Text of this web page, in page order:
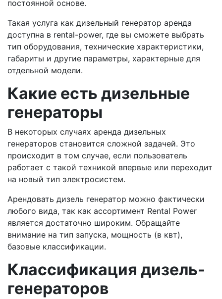
постоянной основе.
Такая услуга как дизельный генератор аренда
доступна в rental-power, где вы сможете выбрать
тип оборудования, технические характеристики,
габариты и другие параметры, характерные для
отдельной модели.
Какие есть дизельные
генераторы
В некоторых случаях аренда дизельных
генераторов становится сложной задачей. Это
происходит в том случае, если пользователь
работает с такой техникой впервые или переходит
на новый тип электросистем.
Арендовать дизель генератор можно фактически
любого вида, так как ассортимент Rental Power
является достаточно широким. Обращайте
внимание на тип запуска, мощность (в квт),
базовые классификации.
Классификация дизель-
генераторов